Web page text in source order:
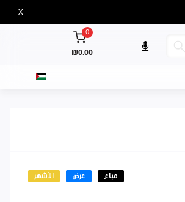
X
0
₪0.00
الأشهر عرض مباع